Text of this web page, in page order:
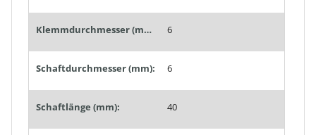
Klemmdurchmesser (mm): 6
Schaftdurchmesser (mm): 6
Schaftlänge (mm): 40